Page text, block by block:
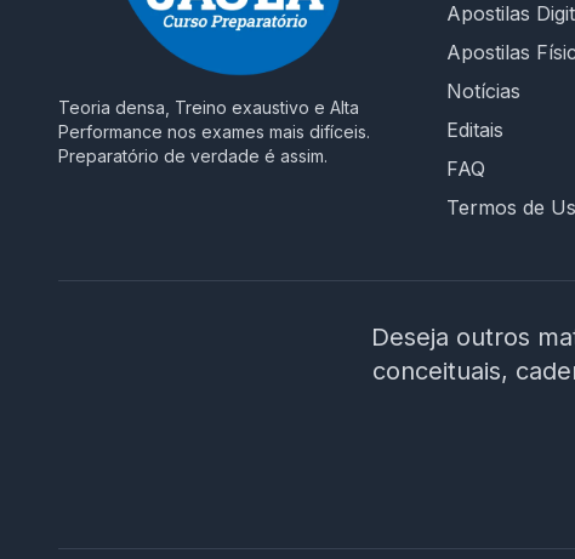
Teoria densa, Treino exaustivo e Alta
Performance nos exames mais difíceis.
Preparatório de verdade é assim.
Apostilas
Apostilas
Notícias
Editais
FAQ
Termos de
Deseja outros
conceituais,